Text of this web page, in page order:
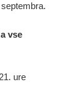
vse
ure